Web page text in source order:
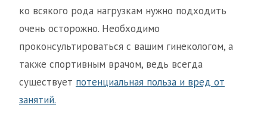
ко всякого рода нагрузкам нужно подходить
очень осторожно. Необходимо
проконсультироваться с вашим гинекологом, а
также спортивным врачом, ведь всегда
существует потенциальная польза и вред от
занятий.